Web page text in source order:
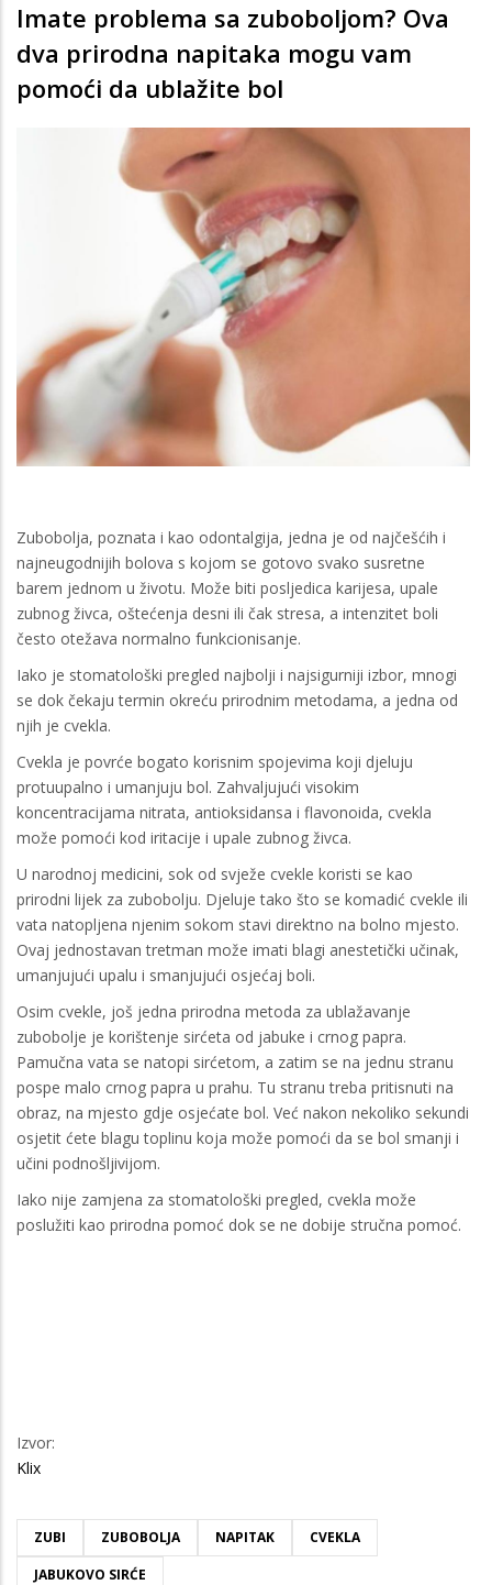
Imate problema sa zuboboljom? Ova
dva prirodna napitaka mogu vam
pomoći da ublažite bol
Zubobolja, poznata i kao odontalgija, jedna je od najčešćih i
najneugodnijih bolova s kojom se gotovo svako susretne
barem jednom u životu. Može biti posljedica karijesa, upale
zubnog živca, oštećenja desni ili čak stresa, a intenzitet boli
često otežava normalno funkcionisanje.
Iako je stomatološki pregled najbolji i najsigurniji izbor, mnogi
se dok čekaju termin okreću prirodnim metodama, a jedna od
njih je cvekla.
Cvekla je povrće bogato korisnim spojevima koji djeluju
protuupalno i umanjuju bol. Zahvaljujući visokim
koncentracijama nitrata, antioksidansa i flavonoida, cvekla
može pomoći kod iritacije i upale zubnog živca.
U narodnoj medicini, sok od svježe cvekle koristi se kao
prirodni lijek za zubobolju. Djeluje tako što se komadić cvekle ili
vata natopljena njenim sokom stavi direktno na bolno mjesto.
Ovaj jednostavan tretman može imati blagi anestetički učinak,
umanjujući upalu i smanjujući osjećaj boli.
Osim cvekle, još jedna prirodna metoda za ublažavanje
zubobolje je korištenje sirćeta od jabuke i crnog papra.
Pamučna vata se natopi sirćetom, a zatim se na jednu stranu
pospe malo crnog papra u prahu. Tu stranu treba pritisnuti na
obraz, na mjesto gdje osjećate bol. Već nakon nekoliko sekundi
osjetit ćete blagu toplinu koja može pomoći da se bol smanji i
učini podnošljivijom.
Iako nije zamjena za stomatološki pregled, cvekla može
poslužiti kao prirodna pomoć dok se ne dobije stručna pomoć.
Izvor:
Klix
ZUBI ZUBOBOLJA NAPITAK
CVEKLA
JABUKOVO SIRĆE